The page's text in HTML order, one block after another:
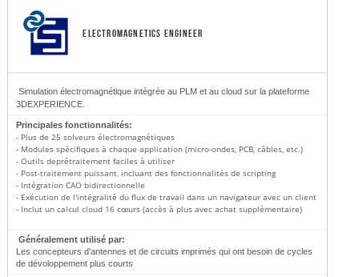
ELECTROMAGNETICS ENGINEER
Simulation électromagnétique intégrée au PLM et au cloud sur la plateforme
3DEXPERIENCE.
Principales fonctionnalités:
- Plus de 25 solveurs électromagnétiques
- Modules spécifiques à chaque application (micro-ondes, PCB, câbles, etc.)
- Outils deprétraitement faciles à utiliser
- Post-traitement puissant, incluant des fonctionnalités de scripting
- Intégration CAO bidirectionnelle
- Exécution de l'intégralité du flux de travail dans un navigateur avec un client distant
- Inclut un calcul cloud 16 cœurs (accès à plus avec achat supplémentaire)
Généralement utilisé par:
Les concepteurs d'antennes et de circuits imprimés qui ont besoin de cycles
de dévoloppement plus courts